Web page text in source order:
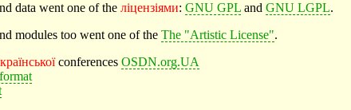
data went one of the ліцензіями: GNU GPL and GNU LGPL.
modules too went one of the The "Artistic License".
conferences OSDN.org.UA
format